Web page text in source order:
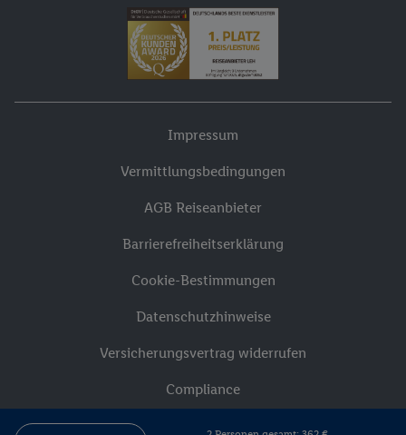
Impressum
Vermittlungsbedingungen
AGB Reiseanbieter
Barrierefreiheitserklärung
Cookie-Bestimmungen
Datenschutzhinweise
Versicherungsvertrag widerrufen
Compliance